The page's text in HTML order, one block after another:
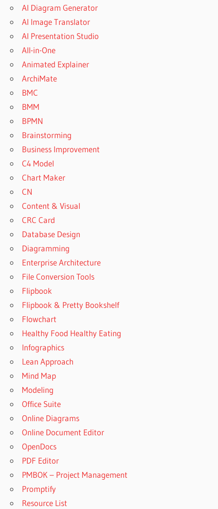
AI Diagram Generator
AI Image Translator
AI Presentation Studio
All-in-One
Animated Explainer
ArchiMate
BMC
BMM
BPMN
Brainstorming
Business Improvement
C4 Model
Chart Maker
CN
Content & Visual
CRC Card
Database Design
Diagramming
Enterprise Architecture
File Conversion Tools
Flipbook
Flipbook & Pretty Bookshelf
Flowchart
Healthy Food Healthy Eating
Infographics
Lean Approach
Mind Map
Modeling
Office Suite
Online Diagrams
Online Document Editor
OpenDocs
PDF Editor
PMBOK – Project Management
Promptify
Resource List